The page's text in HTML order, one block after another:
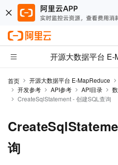
开源大数据平台 E-
首页 开源大数据平台 E-MapReduce
开发参考
API参考 API目录
CreateSqlStatement - 创建SQL查询
询